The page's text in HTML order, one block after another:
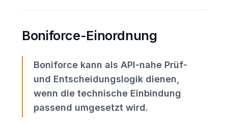
Boniforce-Einordnung
Boniforce kann als API-nahe Prüf-
und Entscheidungslogik dienen,
wenn die technische Einbindung
passend umgesetzt wird.